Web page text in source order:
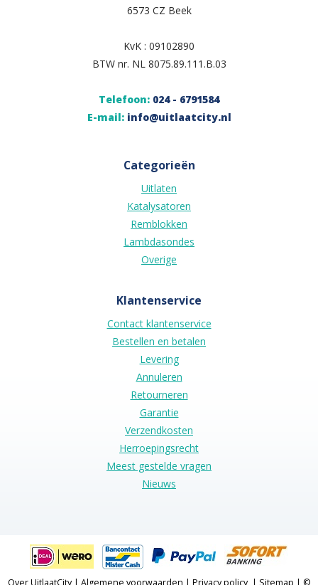
6573 CZ Beek
KvK : 09102890
BTW nr. NL 8075.89.111.B.03
Telefoon: 024 - 6791584
E-mail: info@uitlaatcity.nl
Categorieën
Uitlaten
Katalysatoren
Remblokken
Lambdasondes
Overige
Klantenservice
Contact klantenservice
Bestellen en betalen
Levering
Annuleren
Retourneren
Garantie
Verzendkosten
Herroepingsrecht
Meest gestelde vragen
Nieuws
Over UitlaatCity| Algemene voorwaarden | Privacy policy| Sitemap | ©